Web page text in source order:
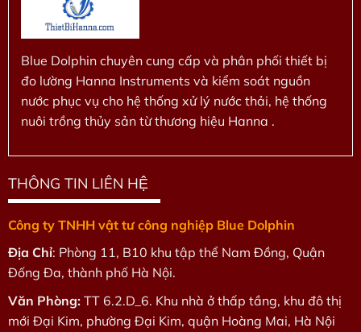
Blue Dolphin chuyên cung cấp và phân phối thiết bị
đo lường Hanna Instruments và kiểm soát nguồn
nước phục vụ cho hệ thống xử lý nước thải, hệ thống
nuôi trồng thủy sản từ thương hiệu Hanna .
THÔNG TIN LIÊN HỆ
Công ty TNHH vật tư công nghiệp Blue Dolphin
Địa Chỉ: Phòng 11, B10 khu tập thể Nam Đồng, Quận
Đống Đa, thành phố Hà Nội.
Văn Phòng:TT 6.2.D_6. Khu nhà ở thấp tầng, khu đô thị
mới Đại Kim, phường Đại Kim, quận Hoàng Mai, Hà Nội